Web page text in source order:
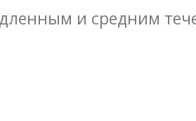
и средним